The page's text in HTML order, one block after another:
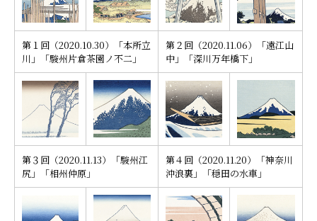
第１回（2020.10.30）「本所立
川」「駿州片倉茶園ノ不二」
第２回（2020.11.06）「遠江山
中」「深川万年橋下」
第３回（2020.11.13）「駿州江
尻」「相州仲原」
第４回（2020.11.20）「神奈川
沖浪裏」「穏田の水車」